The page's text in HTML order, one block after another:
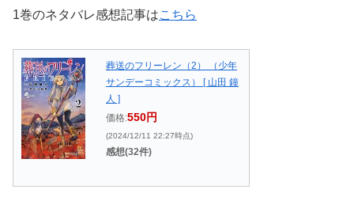
1巻のネタバレ感想記事はこちら
葬送のフリーレン（2） （少年
サンデーコミックス） [ 山田 鐘
人 ]
価格:550円
(2024/12/11 22:27時点)
感想(32件)